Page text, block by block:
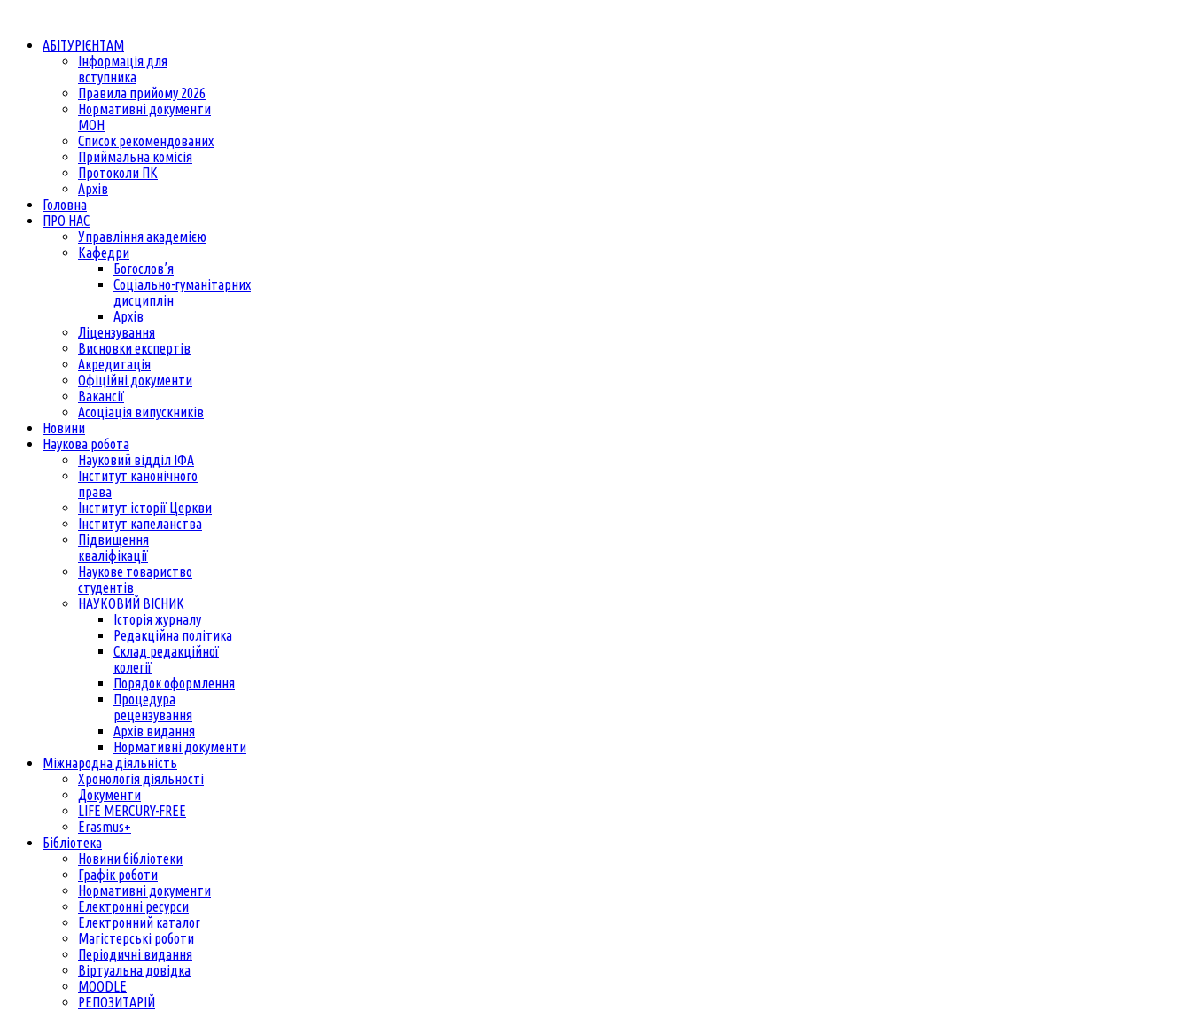
АБІТУРІЄНТАМ
Інформація для
вступника
Правила прийому 2026
Нормативні документи
МОН
Список рекомендованих
Приймальна комісія
Протоколи ПК
Архів
Головна
ПРО НАС
Управління академією
Кафедри
Богослов’я
Соціально-гуманітарних
дисциплін
Архів
Ліцензування
Висновки експертів
Акредитація
Офіційні документи
Вакансії
Асоціація випускників
Новини
Наукова робота
Науковий відділ ІФА
Інститут канонічного
права
Інститут історії Церкви
Інститут капеланства
Підвищення
кваліфікації
Наукове товариство
студентів
НАУКОВИЙ ВІСНИК
Історія журналу
Редакційна політика
Склад редакційної
колегії
Порядок оформлення
Процедура
рецензування
Архів видання
Нормативні документи
Міжнародна діяльність
Хронологія діяльності
Документи
LIFE MERCURY-FREE
Erasmus+
Бібліотека
Новини бібліотеки
Графік роботи
Нормативні документи
Електронні ресурси
Електронний каталог
Магістерські роботи
Періодичні видання
Віртуальна довідка
MOODLE
РЕПОЗИТАРІЙ